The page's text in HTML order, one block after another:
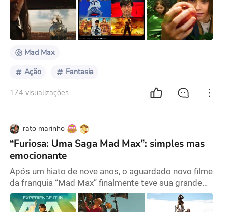
Memorial Day em quase 29 anos, e custou US$168
milhões para ser feito. Podemos declará-lo um
fracasso comercial. O filme recebeu críticas diversas
Mad Max
Ação Fantasia
174 visualizações
rato marinho
“Furiosa: Uma Saga Mad Max”: simples mas
emocionante
Após um hiato de nove anos, o aguardado novo filme
da franquia “Mad Max” finalmente teve sua grande
estreia no Festival de Cinema de Cannes deste ano. O
título anterior, "Mad Max: Estrada da Fúria", também